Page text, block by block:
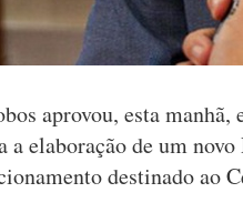
aprovou, esta manhã,
elaboração de um
destinado ao